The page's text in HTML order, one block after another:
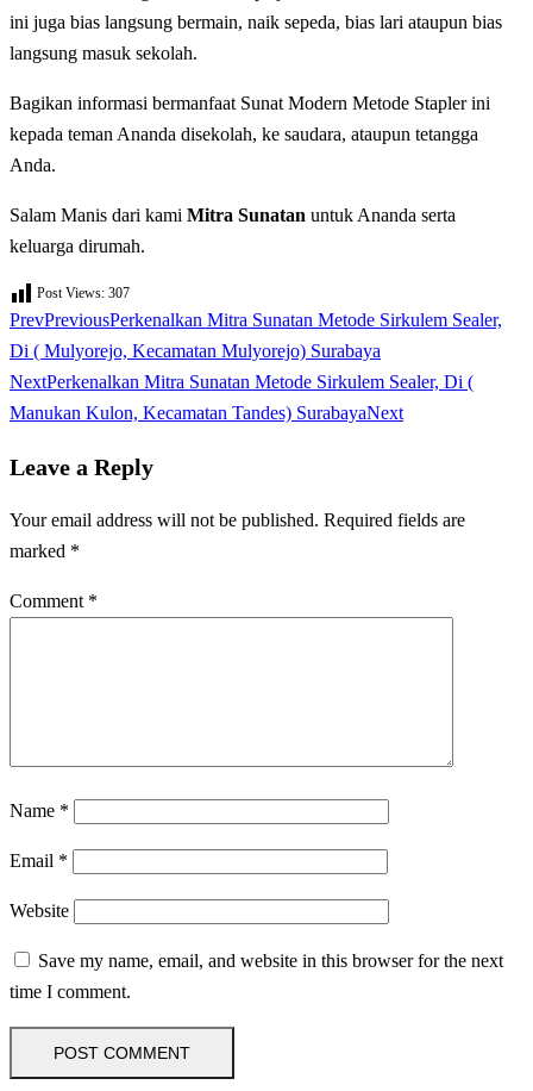
ini juga bias langsung bermain, naik sepeda, bias lari ataupun bias
langsung masuk sekolah.
Bagikan informasi bermanfaat Sunat Modern Metode Stapler ini
kepada teman Ananda disekolah, ke saudara, ataupun tetangga
Anda.
Salam Manis dari kami Mitra Sunatan untuk Ananda serta
keluarga dirumah.
Post Views: 307
PrevPreviousPerkenalkan Mitra Sunatan Metode Sirkulem Sealer,
Di ( Mulyorejo, Kecamatan Mulyorejo) Surabaya
NextPerkenalkan Mitra Sunatan Metode Sirkulem Sealer, Di (
Manukan Kulon, Kecamatan Tandes) SurabayaNext
Leave a Reply
Your email address will not be published. Required fields are
marked *
Comment *
Name *
Email *
Website
Save my name, email, and website in this browser for the next
time I comment.